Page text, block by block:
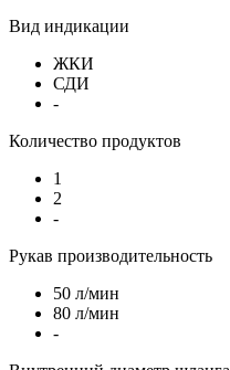
Вид индикации
ЖКИ
СДИ
-
Количество продуктов
1
2
-
Рукав производительность
50 л/мин
80 л/мин
-